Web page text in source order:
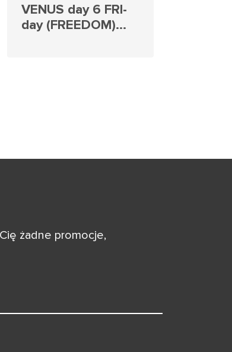
VENUS day 6 FRI-
day (FREEDOM)
żadne promocje,